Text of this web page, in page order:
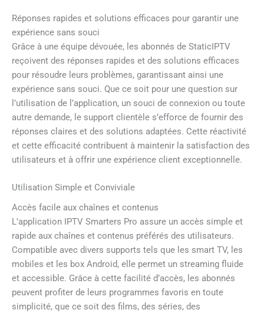
Réponses rapides et solutions efficaces pour garantir une
expérience sans souci
Grâce à une équipe dévouée, les abonnés de StaticIPTV
reçoivent des réponses rapides et des solutions efficaces
pour résoudre leurs problèmes, garantissant ainsi une
expérience sans souci. Que ce soit pour une question sur
l’utilisation de l’application, un souci de connexion ou toute
autre demande, le support clientèle s’efforce de fournir des
réponses claires et des solutions adaptées. Cette réactivité
et cette efficacité contribuent à maintenir la satisfaction des
utilisateurs et à offrir une expérience client exceptionnelle.
Utilisation Simple et Conviviale
Accès facile aux chaînes et contenus
L’application IPTV Smarters Pro assure un accès simple et
rapide aux chaînes et contenus préférés des utilisateurs.
Compatible avec divers supports tels que les smart TV, les
mobiles et les box Android, elle permet un streaming fluide
et accessible. Grâce à cette facilité d’accès, les abonnés
peuvent profiter de leurs programmes favoris en toute
simplicité, que ce soit des films, des séries, des